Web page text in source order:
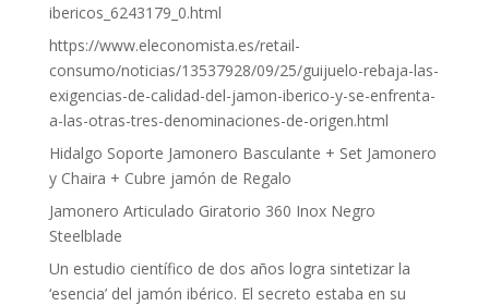
ibericos_6243179_0.html
https://www.eleconomista.es/retail-
consumo/noticias/13537928/09/25/guijuelo-rebaja-las-
exigencias-de-calidad-del-jamon-iberico-y-se-enfrenta-
a-las-otras-tres-denominaciones-de-origen.html
Hidalgo Soporte Jamonero Basculante + Set Jamonero
y Chaira + Cubre jamón de Regalo
Jamonero Articulado Giratorio 360 Inox Negro
Steelblade
Un estudio científico de dos años logra sintetizar la
‘esencia’ del jamón ibérico. El secreto estaba en su